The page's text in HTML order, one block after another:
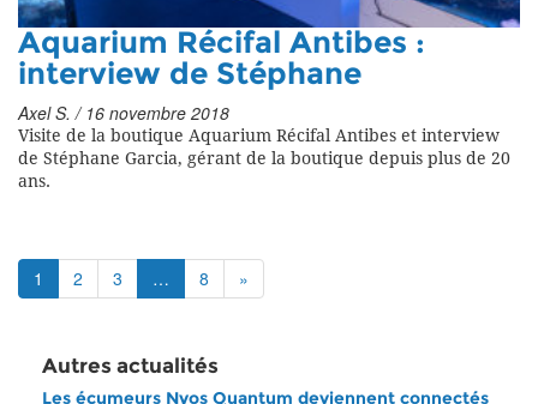
Aquarium Récifal Antibes :
interview de Stéphane
Axel S. / 16 novembre 2018
Visite de la boutique Aquarium Récifal Antibes et interview
de Stéphane Garcia, gérant de la boutique depuis plus de 20
ans.
1 2 3 … 8 »
Autres actualités
Les écumeurs Nyos Quantum deviennent connectés